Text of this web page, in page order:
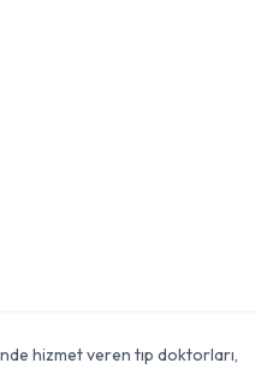
hizmet veren tıp doktorları,